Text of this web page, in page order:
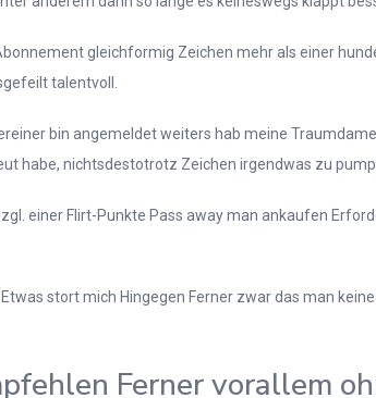
gleichformig Zeichen mehr als einer
talentvoll.
bin angemeldet weiters hab meine
habe, nichtsdestotrotz Zeichen irgendwas zu
einer Flirt-Punkte Pass away man ankaufen
stort mich Hingegen Ferner zwar das man
Ferner vorallem